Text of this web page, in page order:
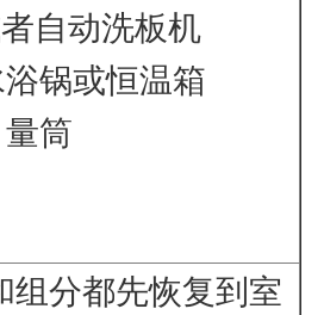
自动洗板机
锅或恒温箱
筒
组分都先恢复到室